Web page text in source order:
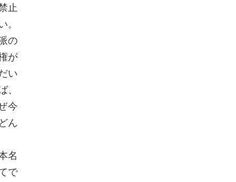
止
。
の
が
い
、
今
ん
名
で